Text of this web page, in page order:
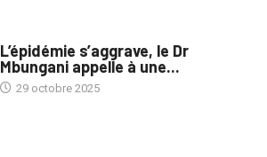
L’épidémie s’aggrave, le Dr
Mbungani appelle à une...
29 octobre 2025